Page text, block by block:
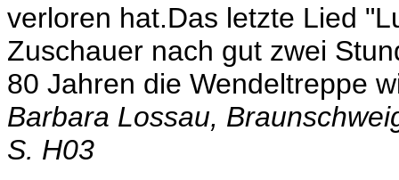
verloren hat.Das letzte Lied
Zuschauer nach gut zwei
80 Jahren die Wendeltreppe
Barbara Lossau,
S. H03